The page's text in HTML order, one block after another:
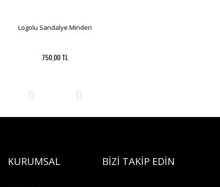
Logolu Sandalye Minderi
750,00 TL
KURUMSAL BİZİ TAKİP EDİN